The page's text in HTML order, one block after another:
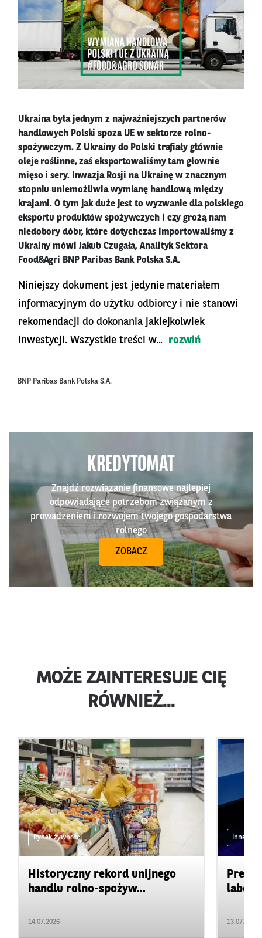
Ukraina była jednym z najważniejszych partnerów
handlowych Polski spoza UE w sektorze rolno-
spożywczym. Z Ukrainy do Polski trafiały głównie
oleje roślinne, zaś eksportowaliśmy tam głownie
mięso i sery. Inwazja Rosji na Ukrainę w znacznym
stopniu uniemożliwia wymianę handlową między
krajami. O tym jak duże jest to wyzwanie dla polskiego
eksportu produktów spożywczych i czy grożą nam
niedobory dóbr, które dotychczas importowaliśmy z
Ukrainy mówi Jakub Czugała, Analityk Sektora
Food&Agri BNP Paribas Bank Polska S.A.
Niniejszy dokument jest jedynie materiałem
informacyjnym do użytku odbiorcy i nie stanowi
rekomendacji do dokonania jakiejkolwiek
inwestycji. Wszystkie treści w...
rozwiń
BNP Paribas Bank Polska S.A.
KREDYTOMAT
Znajdź rozwiązanie finansowe najlepiej
odpowiadające potrzebom związanym z
prowadzeniem i rozwojem twojego gospodarstwa
rolnego
ZOBACZ
MOŻE ZAINTERESUJE CIĘ
RÓWNIEŻ...
Rynek żywności
Historyczny rekord unijnego
handlu rolno-spożyw...
14.07.2026
Inne
13.07.2026